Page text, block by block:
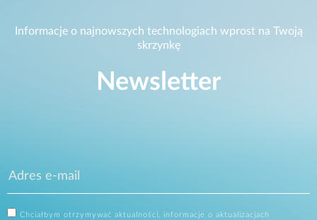
Informacje o najnowszych technologiach wprost na Twoją
skrzynkę
Newsletter
Chciałbym otrzymywać aktualności, informacje o aktualizacjach